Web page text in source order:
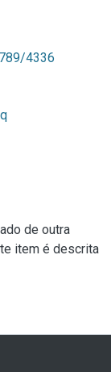
4336
de outra
item é descrita